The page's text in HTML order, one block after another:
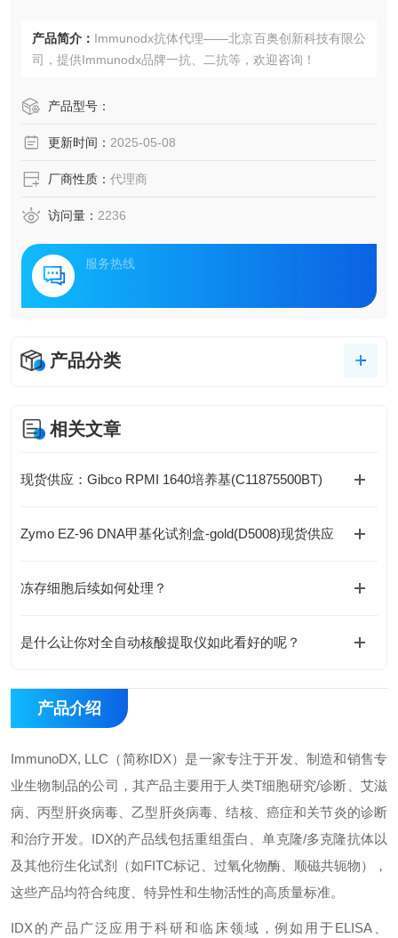
产品简介： Immunodx抗体代理——北京百奥创新科技有限公
司，提供Immunodx品牌一抗、二抗等，欢迎咨询！
产品型号：
更新时间： 2025-05-08
厂商性质： 代理商
访问量： 2236
服务热线
产品分类
相关文章
现货供应：Gibco RPMI 1640培养基(C11875500BT)
Zymo EZ-96 DNA甲基化试剂盒-gold(D5008)现货供应
冻存细胞后续如何处理？
是什么让你对全自动核酸提取仪如此看好的呢？
产品介绍
ImmunoDX, LLC （简称IDX）是一家专注于开发、制造和销售专
业生物制品的公司，其产品主要用于人类T细胞研究/诊断、艾滋
病、丙型肝炎病毒、乙型肝炎病毒、结核、癌症和关节炎的诊断
和治疗开发。 IDX的产品线包括重组蛋白、单克隆/多克隆抗体以
及其他衍生化试剂（如FITC标记、过氧化物酶、顺磁共轭物），
这些产品均符合纯度、特异性和生物活性的高质量标准。
IDX 的产品广泛应用于科研和临床领域，例如用于ELISA